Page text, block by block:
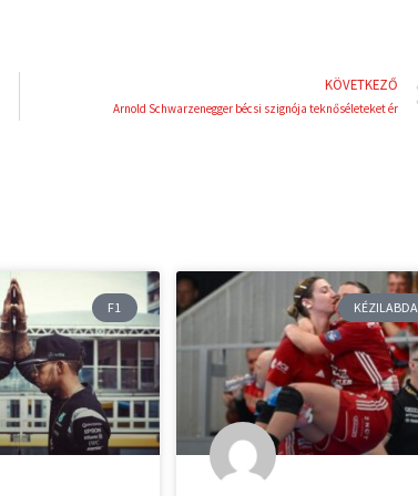
KÖVETKEZŐ
Arnold Schwarzenegger bécsi szignója teknőséleteket ér
F1 KÉZILABDA